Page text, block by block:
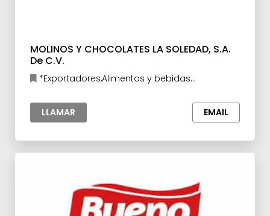
MOLINOS Y CHOCOLATES LA SOLEDAD, S.A.
De C.V.
*Exportadores,Alimentos y bebidas
LLAMAR
EMAIL